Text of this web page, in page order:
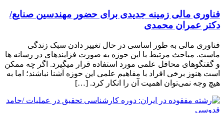
فناوری مالی زمینه جدیدی برای حضور مهندسین صنایع/
دکتر عمران محمدی
فناوری مالی به طور اساسی در حال تغییر دادن سبک زندگی
ماست. مباحث مرتبط با این حوزه به صورت فزاینده­ای در رسانه­ ها
و گفتگوهای محافل علمی مورد استفاده قرار می­گیرد. اگر چه ممکن
است هنوز برخی افراد با مفاهیم علمی این حوزه آشنا نباشند؛ اما به
هیچ وجه نمی‌توان اهمیت آن را انکار کرد. […]